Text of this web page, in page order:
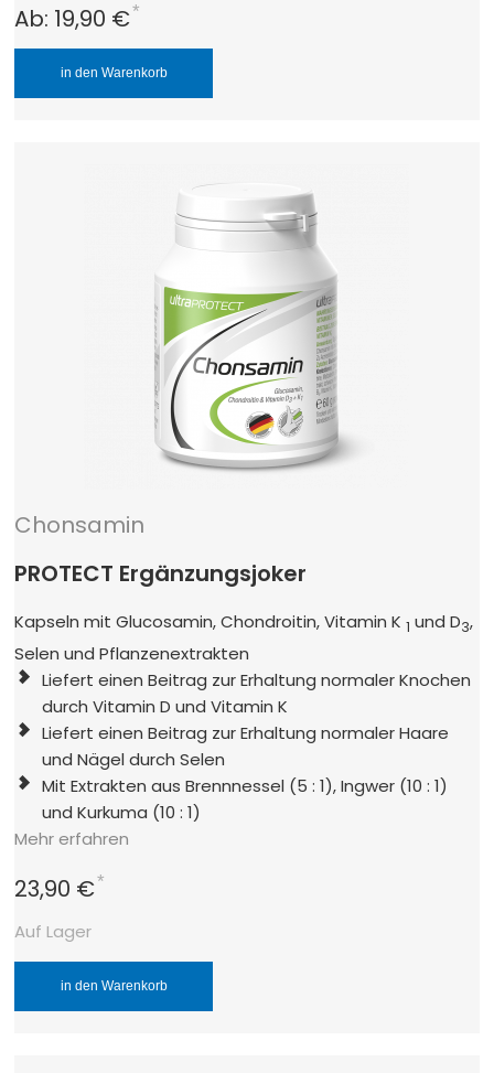
Ab: 19,90 €*
in den Warenkorb
Chonsamin
PROTECT Ergänzungsjoker
Kapseln mit Glucosamin, Chondroitin, Vitamin K1 und D3,
Selen und Pflanzenextrakten
Liefert einen Beitrag zur Erhaltung normaler Knochen
durch Vitamin D und Vitamin K
Liefert einen Beitrag zur Erhaltung normaler Haare
und Nägel durch Selen
Mit Extrakten aus Brennnessel (5 : 1), Ingwer (10 : 1)
und Kurkuma (10 : 1)
Mehr erfahren
23,90 €*
Auf Lager
in den Warenkorb